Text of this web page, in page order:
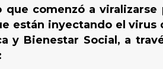
que comenzó a
están inyectando el
y Bienestar Social, a